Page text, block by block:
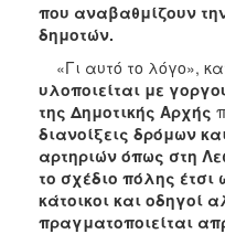
που αναβαθμίζουν
δημοτών.
«Γι αυτό το λόγο»,
υλοποιείται με
της Δημοτικής Αρχής
διανοίξεις δρόμων
αρτηριών όπως στη
το σχέδιο πόλης έτσι
κάτοικοι και οδηγοί
πραγματοποιείται